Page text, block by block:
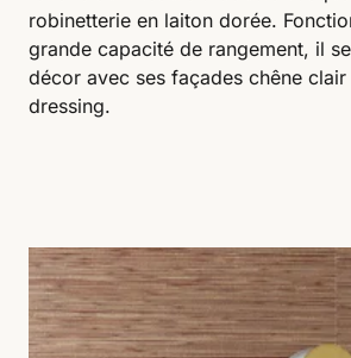
robinetterie en laiton dorée.
grande capacité de rangement, il
décor avec ses façades chêne
dressing.